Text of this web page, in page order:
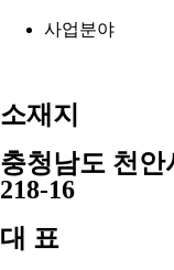
사업분야
소재지
충청남도 천안
218-16
대 표